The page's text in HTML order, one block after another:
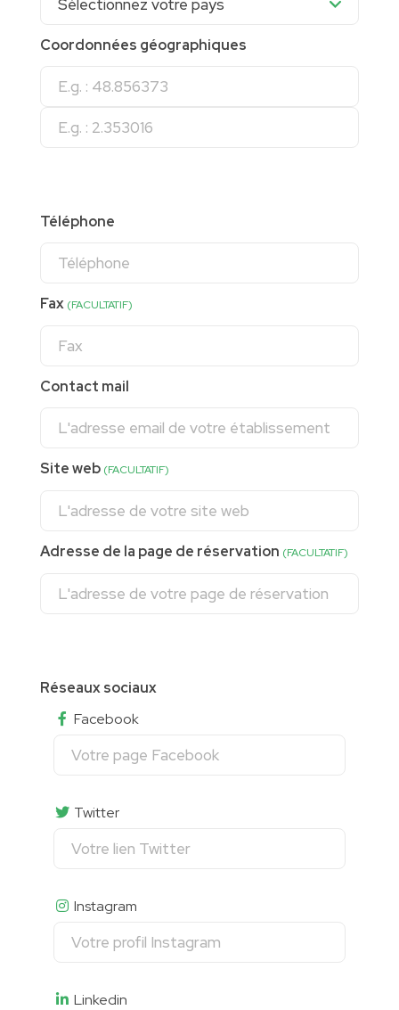
Coordonnées géographiques
Téléphone
Fax (FACULTATIF)
Contact mail
Site web (FACULTATIF)
Adresse de la page de réservation (FACULTATIF)
Réseaux sociaux
Facebook
Twitter
Instagram
Linkedin